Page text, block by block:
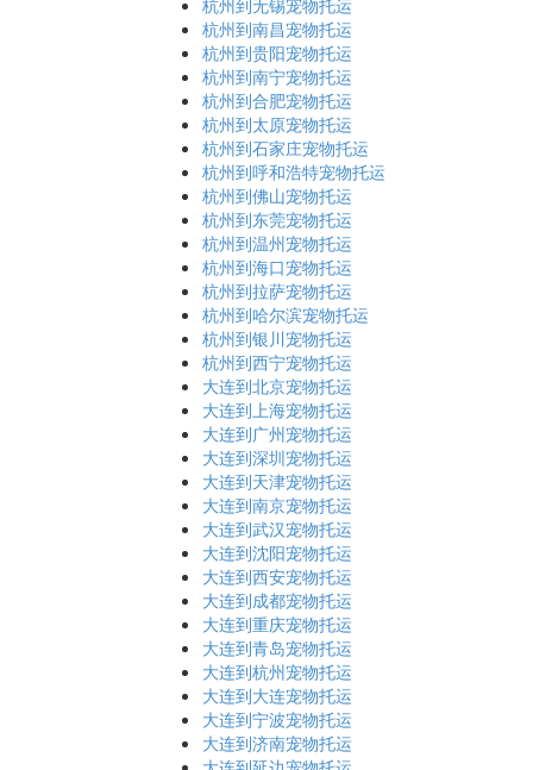
杭州到无锡宠物托运
杭州到南昌宠物托运
杭州到贵阳宠物托运
杭州到南宁宠物托运
杭州到合肥宠物托运
杭州到太原宠物托运
杭州到石家庄宠物托运
杭州到呼和浩特宠物托运
杭州到佛山宠物托运
杭州到东莞宠物托运
杭州到温州宠物托运
杭州到海口宠物托运
杭州到拉萨宠物托运
杭州到哈尔滨宠物托运
杭州到银川宠物托运
杭州到西宁宠物托运
大连到北京宠物托运
大连到上海宠物托运
大连到广州宠物托运
大连到深圳宠物托运
大连到天津宠物托运
大连到南京宠物托运
大连到武汉宠物托运
大连到沈阳宠物托运
大连到西安宠物托运
大连到成都宠物托运
大连到重庆宠物托运
大连到青岛宠物托运
大连到杭州宠物托运
大连到大连宠物托运
大连到宁波宠物托运
大连到济南宠物托运